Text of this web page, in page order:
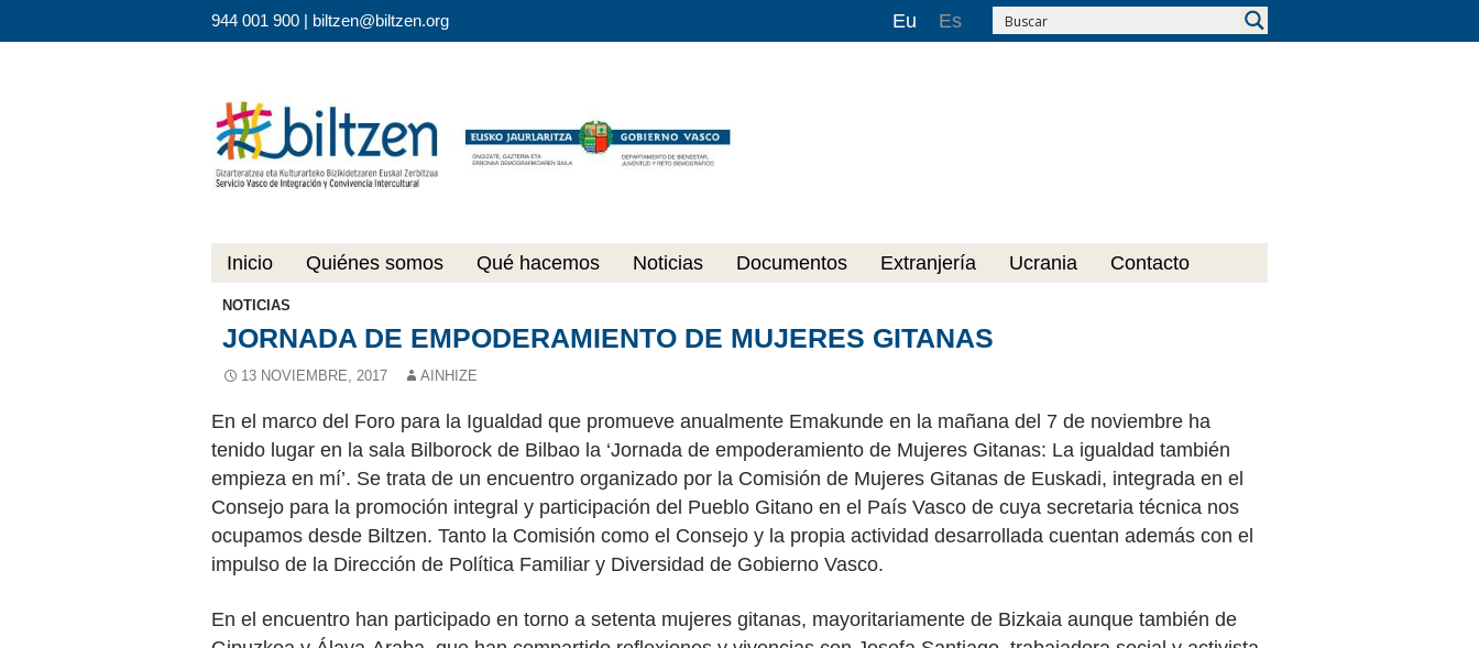
944 001 900 | biltzen@biltzen.org Eu Es
Saltar al contenido
Inicio Quiénes somos Qué hacemos Noticias Documentos Extranjería Ucrania Contacto
NOTICIAS
JORNADA DE EMPODERAMIENTO DE MUJERES GITANAS
13 NOVIEMBRE, 2017 AINHIZE
En el marco del Foro para la Igualdad que promueve anualmente Emakunde en la mañana del 7 de noviembre ha
tenido lugar en la sala Bilborock de Bilbao la ‘Jornada de empoderamiento de Mujeres Gitanas: La igualdad también
empieza en mí’. Se trata de un encuentro organizado por la Comisión de Mujeres Gitanas de Euskadi, integrada en el
Consejo para la promoción integral y participación del Pueblo Gitano en el País Vasco de cuya secretaria técnica nos
ocupamos desde Biltzen. Tanto la Comisión como el Consejo y la propia actividad desarrollada cuentan además con el
impulso de la Dirección de Política Familiar y Diversidad de Gobierno Vasco.
En el encuentro han participado en torno a setenta mujeres gitanas, mayoritariamente de Bizkaia aunque también de